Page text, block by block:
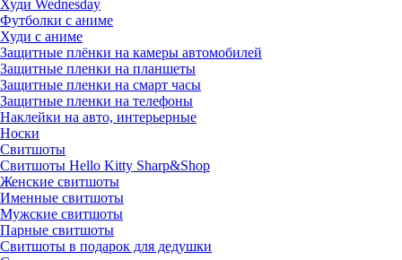
Худи Wednesday
Футболки с аниме
Худи с аниме
Защитные плёнки на камеры автомобилей
Защитные пленки на планшеты
Защитные пленки на смарт часы
Защитные пленки на телефоны
Наклейки на авто, интерьерные
Носки
Свитшоты
Cвитшоты Hello Kitty Sharp&Shop
Женские свитшоты
Именные свитшоты
Мужские свитшоты
Парные свитшоты
Свитшоты в подарок для дедушки